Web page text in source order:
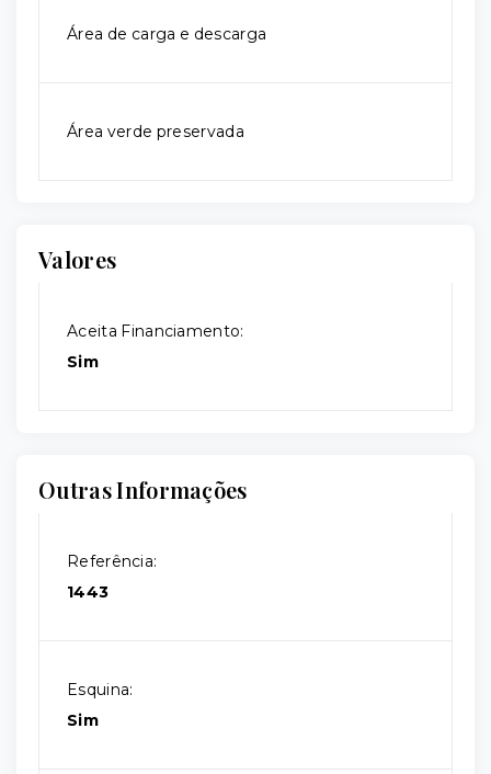
Área de carga e descarga
Área verde preservada
Valores
Aceita Financiamento:
Sim
Outras Informações
Referência:
1443
Esquina:
Sim